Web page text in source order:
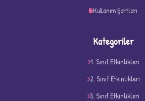
Kullanım Şartları
Kategoriler
1. Sınıf Etkinlikleri
2. Sınıf Etkinlikleri
3. Sınıf Etkinlikleri